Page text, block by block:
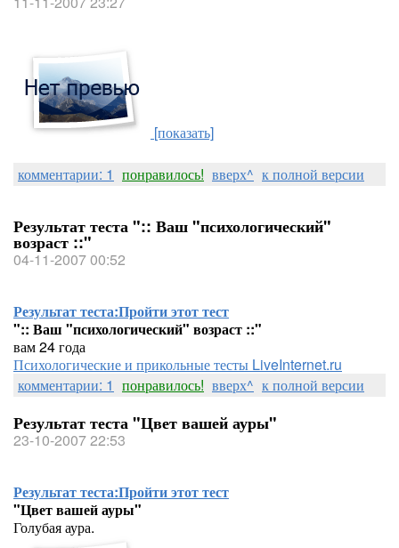
[показать]
комментарии: 1 понравилось! вверх^ к полной версии
Результат теста ":: Ваш "психологический"
возраст ::"
04-11-2007 00:52
Результат теста:Пройти этот тест
":: Ваш "психологический" возраст ::"
вам 24 года
Психологические и прикольные тесты LiveInternet.ru
комментарии: 1 понравилось! вверх^ к полной версии
Результат теста "Цвет вашей ауры"
23-10-2007 22:53
Результат теста:Пройти этот тест
"Цвет вашей ауры"
Голубая аура.